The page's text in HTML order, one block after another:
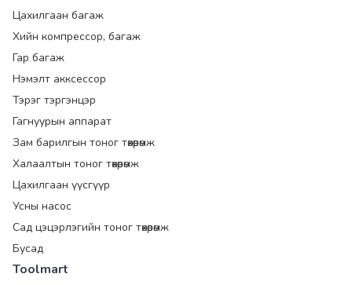
Цахилгаан багаж
Хийн компрессор, багаж
Гар багаж
Нэмэлт акксессор
Тэрэг тэргэнцэр
Гагнуурын аппарат
Зам барилгын тоног төхөөрөмж
Халаалтын тоног төхөөрөмж
Цахилгаан үүсгүүр
Усны насос
Сад цэцэрлэгийн тоног төхөөрөмж
Бусад
Toolmart